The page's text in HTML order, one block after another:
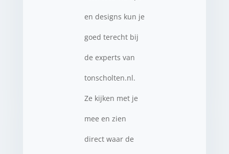
en designs kun je
goed terecht bij
de experts van
tonscholten.nl.
Ze kijken met je
mee en zien
direct waar de